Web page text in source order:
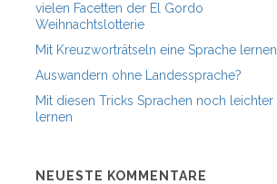
vielen Facetten der El Gordo
Weihnachtslotterie
Mit Kreuzworträtseln eine Sprache lernen
Auswandern ohne Landessprache?
Mit diesen Tricks Sprachen noch leichter
lernen
NEUESTE KOMMENTARE